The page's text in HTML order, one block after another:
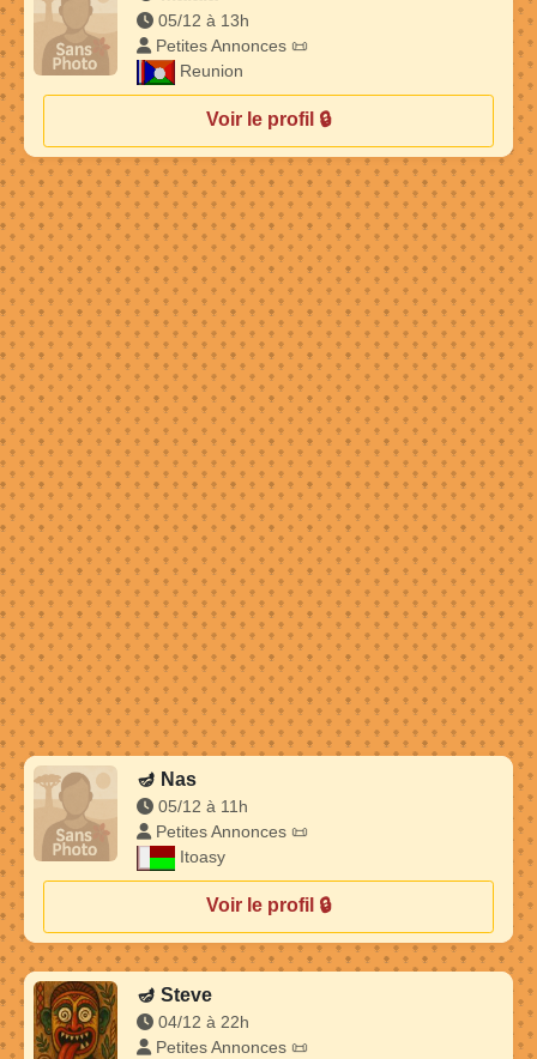
05/12 à 13h
Petites Annonces 📜
Reunion
Voir le profil 🔒
🪔 Nas
05/12 à 11h
Petites Annonces 📜
Itoasy
Voir le profil 🔒
🪔 Steve
04/12 à 22h
Petites Annonces 📜